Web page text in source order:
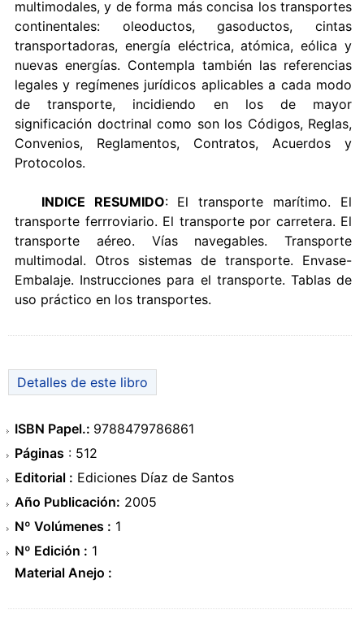
multimodales, y de forma más concisa los transportes
continentales: oleoductos, gasoductos, cintas
transportadoras, energía eléctrica, atómica, eólica y
nuevas energías. Contempla también las referencias
legales y regímenes jurídicos aplicables a cada modo
de transporte, incidiendo en los de mayor
significación doctrinal como son los Códigos, Reglas,
Convenios, Reglamentos, Contratos, Acuerdos y
Protocolos.
INDICE RESUMIDO: El transporte marítimo. El
transporte ferrroviario. El transporte por carretera. El
transporte aéreo. Vías navegables. Transporte
multimodal. Otros sistemas de transporte. Envase-
Embalaje. Instrucciones para el transporte. Tablas de
uso práctico en los transportes.
Detalles de este libro
ISBN Papel.: 9788479786861
Páginas : 512
Editorial : Ediciones Díaz de Santos
Año Publicación: 2005
Nº Volúmenes : 1
Nº Edición : 1
Material Anejo :